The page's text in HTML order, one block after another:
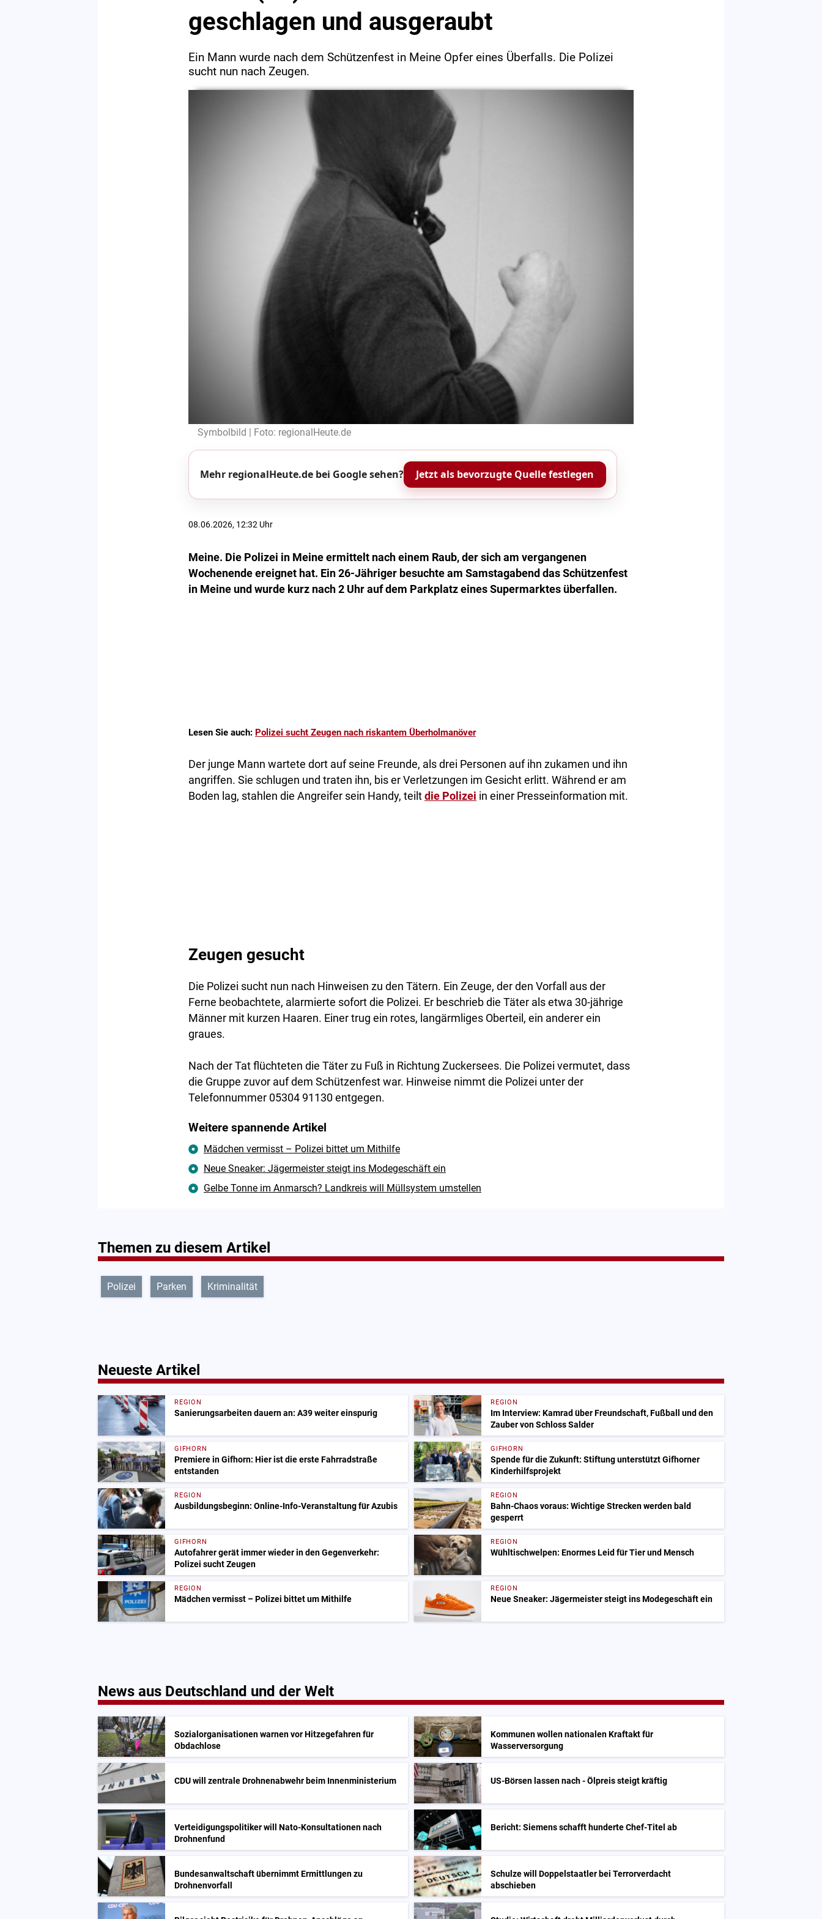
geschlagen und ausgeraubt
Ein Mann wurde nach dem Schützenfest in Meine Opfer eines Überfalls. Die Polizei
sucht nun nach Zeugen.
Symbolbild | Foto: regionalHeute.de
Mehr regionalHeute.de bei Google sehen? Jetzt als bevorzugte Quelle festlegen
08.06.2026, 12:32 Uhr
Meine. Die Polizei in Meine ermittelt nach einem Raub, der sich am vergangenen
Wochenende ereignet hat. Ein 26-Jähriger besuchte am Samstagabend das Schützenfest
in Meine und wurde kurz nach 2 Uhr auf dem Parkplatz eines Supermarktes überfallen.
Lesen Sie auch: Polizei sucht Zeugen nach riskantem Überholmanöver
Der junge Mann wartete dort auf seine Freunde, als drei Personen auf ihn zukamen und ihn
angriffen. Sie schlugen und traten ihn, bis er Verletzungen im Gesicht erlitt. Während er am
Boden lag, stahlen die Angreifer sein Handy, teilt die Polizei in einer Presseinformation mit.
Zeugen gesucht
Die Polizei sucht nun nach Hinweisen zu den Tätern. Ein Zeuge, der den Vorfall aus der
Ferne beobachtete, alarmierte sofort die Polizei. Er beschrieb die Täter als etwa 30-jährige
Männer mit kurzen Haaren. Einer trug ein rotes, langärmliges Oberteil, ein anderer ein
graues.
Nach der Tat flüchteten die Täter zu Fuß in Richtung Zuckersees. Die Polizei vermutet, dass
die Gruppe zuvor auf dem Schützenfest war. Hinweise nimmt die Polizei unter der
Telefonnummer 05304 91130 entgegen.
Weitere spannende Artikel
Mädchen vermisst – Polizei bittet um Mithilfe
Neue Sneaker: Jägermeister steigt ins Modegeschäft ein
Gelbe Tonne im Anmarsch? Landkreis will Müllsystem umstellen
Themen zu diesem Artikel
Polizei Parken Kriminalität
Neueste Artikel
REGION
Sanierungsarbeiten dauern an: A39 weiter einspurig
REGION
Im Interview: Kamrad über Freundschaft, Fußball und den
Zauber von Schloss Salder
GIFHORN
Premiere in Gifhorn: Hier ist die erste Fahrradstraße
entstanden
GIFHORN
Spende für die Zukunft: Stiftung unterstützt Gifhorner
Kinderhilfsprojekt
REGION
Ausbildungsbeginn: Online-Info-Veranstaltung für Azubis
REGION
Bahn-Chaos voraus: Wichtige Strecken werden bald
gesperrt
GIFHORN
Autofahrer gerät immer wieder in den Gegenverkehr:
Polizei sucht Zeugen
REGION
Wühltischwelpen: Enormes Leid für Tier und Mensch
REGION
Mädchen vermisst – Polizei bittet um Mithilfe
REGION
Neue Sneaker: Jägermeister steigt ins Modegeschäft ein
News aus Deutschland und der Welt
Sozialorganisationen warnen vor Hitzegefahren für
Obdachlose
Kommunen wollen nationalen Kraftakt für
Wasserversorgung
CDU will zentrale Drohnenabwehr beim Innenministerium US-Börsen lassen nach - Ölpreis steigt kräftig
Verteidigungspolitiker will Nato-Konsultationen nach
Drohnenfund
Bericht: Siemens schafft hunderte Chef-Titel ab
Bundesanwaltschaft übernimmt Ermittlungen zu
Drohnenvorfall
Schulze will Doppelstaatler bei Terrorverdacht
abschieben